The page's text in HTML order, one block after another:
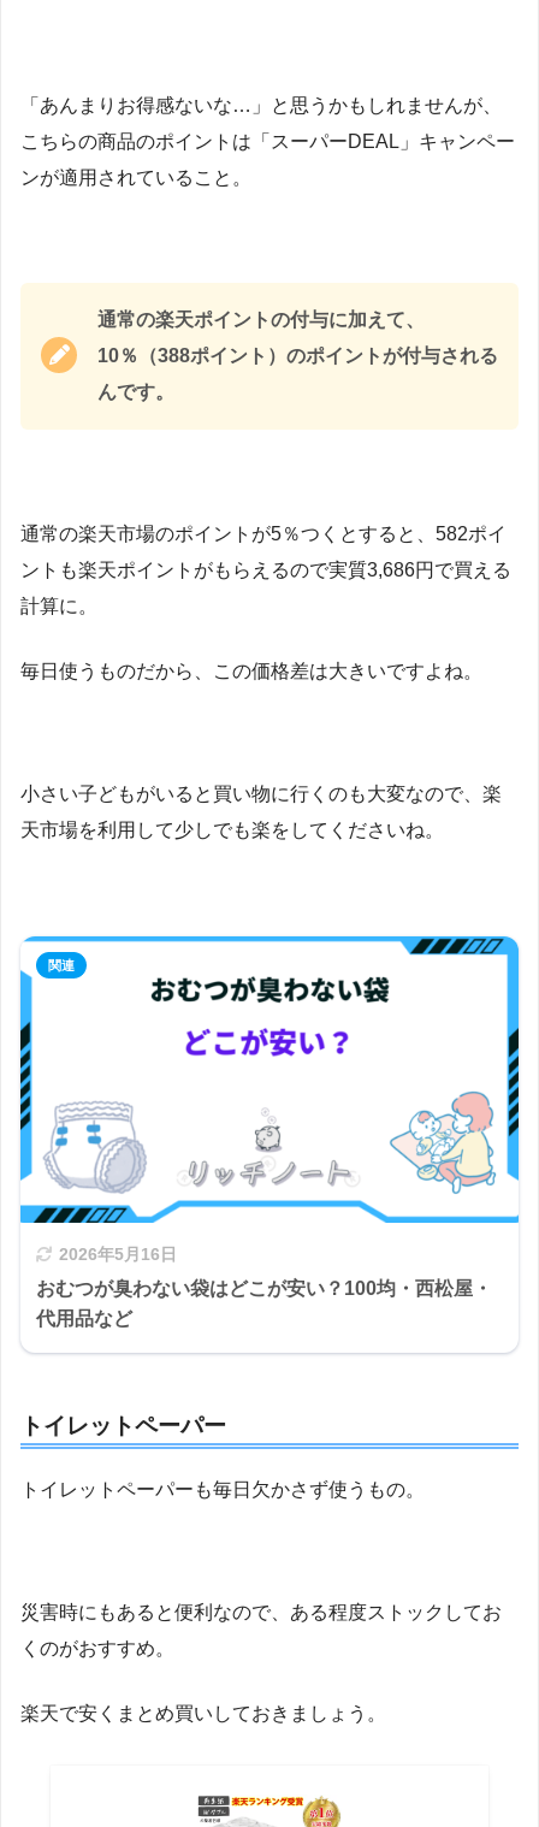
「あんまりお得感ないな…」と思うかもしれませんが、
こちらの商品のポイントは「スーパーDEAL」キャンペー
ンが適用されていること。
通常の楽天ポイントの付与に加えて、
10％（388ポイント）のポイントが付与される
んです。
通常の楽天市場のポイントが5％つくとすると、582ポイ
ントも楽天ポイントがもらえるので実質3,686円で買える
計算に。
毎日使うものだから、この価格差は大きいですよね。
小さい子どもがいると買い物に行くのも大変なので、楽
天市場を利用して少しでも楽をしてくださいね。
2026年5月16日
おむつが臭わない袋はどこが安い？100均・西松屋・
代用品など
トイレットペーパー
トイレットペーパーも毎日欠かさず使うもの。
災害時にもあると便利なので、ある程度ストックしてお
くのがおすすめ。
楽天で安くまとめ買いしておきましょう。